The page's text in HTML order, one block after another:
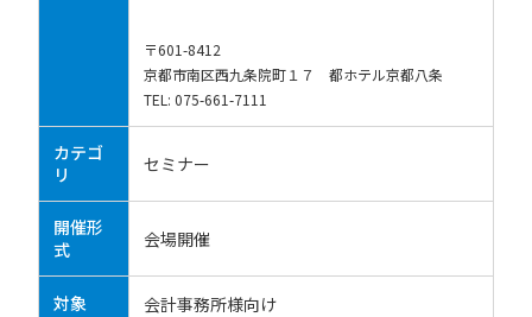
〒601-8412
京都市南区西九条院町１７ 都ホテル京都八条
TEL: 075-661-7111
カテゴ
リ
セミナー
開催形
式
会場開催
対象 会計事務所様向け